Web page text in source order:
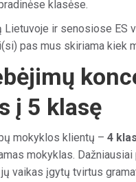
klasėse.
Lietuvoje ir senosiose ES
pas mus skiriama kiek
į 5 klasę
mokyklos klientų – 4
mokyklas.
vaikas įgytų tvirtus